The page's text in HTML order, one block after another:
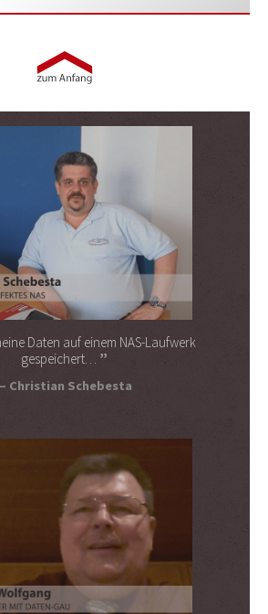
Daten auf einem NAS-Laufwerk
gespeichert…
Christian Schebesta